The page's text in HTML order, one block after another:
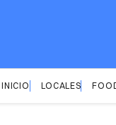
INICIO LOCALES